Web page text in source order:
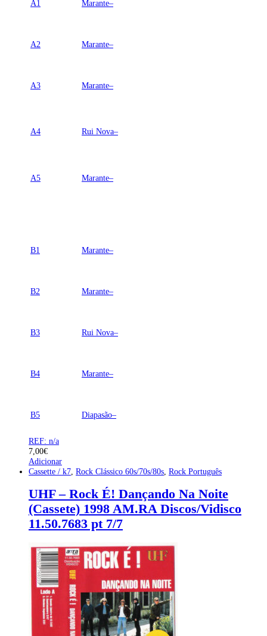
A1 Marante–
A2 Marante–
A3 Marante–
A4 Rui Nova–
A5 Marante–
B1 Marante–
B2 Marante–
B3 Rui Nova–
B4 Marante–
B5 Diapasão–
REF: n/a
7,00€
Adicionar
Cassette / k7 Rock Clássico 60s/70s/80s Rock Português
UHF – Rock É! Dançando Na Noite
(Cassete) 1998 AM.RA Discos/Vidisco
11.50.7683 pt 7/7